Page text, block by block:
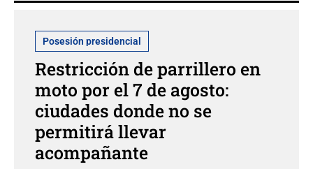
Posesión presidencial
Restricción de parrillero en
moto por el 7 de agosto:
ciudades donde no se
permitirá llevar
acompañante